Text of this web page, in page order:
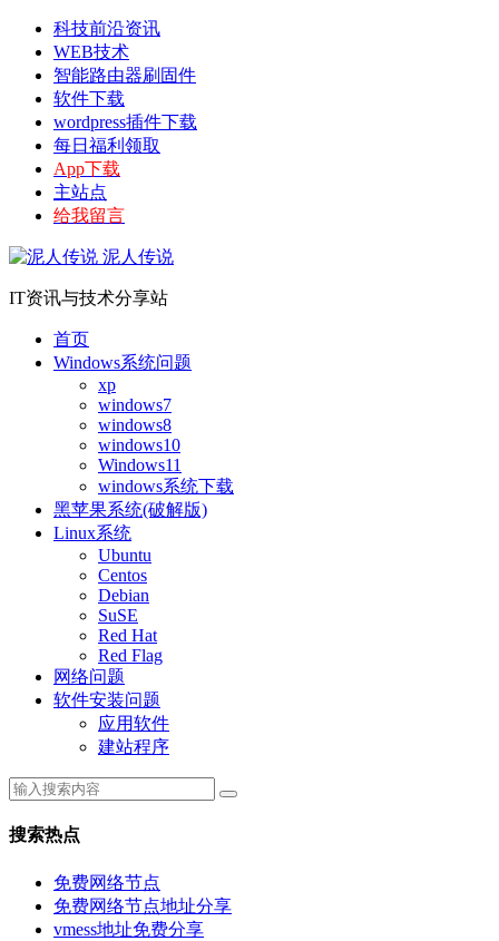
科技前沿资讯
WEB技术
智能路由器刷固件
软件下载
wordpress插件下载
每日福利领取
App下载
主站点
给我留言
泥人传说
IT资讯与技术分享站
首页
Windows系统问题
xp
windows7
windows8
windows10
Windows11
windows系统下载
黑苹果系统(破解版)
Linux系统
Ubuntu
Centos
Debian
SuSE
Red Hat
Red Flag
网络问题
软件安装问题
应用软件
建站程序
搜索热点
免费网络节点
免费网络节点地址分享
vmess地址免费分享